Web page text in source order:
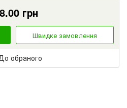
грн
Швидке замовлення
обраного